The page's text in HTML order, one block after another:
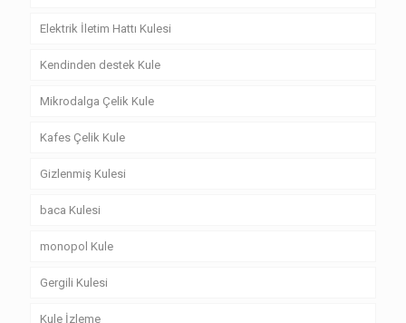
Elektrik İletim Hattı Kulesi
Kendinden destek Kule
Mikrodalga Çelik Kule
Kafes Çelik Kule
Gizlenmiş Kulesi
baca Kulesi
monopol Kule
Gergili Kulesi
Kule İzleme